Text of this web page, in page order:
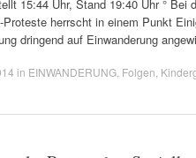
15:44 Uhr, Stand 19:40 Uhr °
herrscht in einem Punkt
dringend auf Einwanderung
in EINWANDERUNG Folgen